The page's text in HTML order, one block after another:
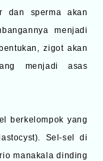
dan sperma akan
menjadi
zigot akan
menjadi asas
berkelompok yang
Sel-sel di
manakala dinding